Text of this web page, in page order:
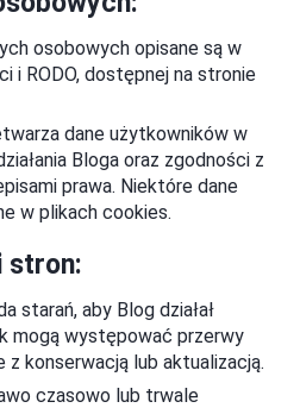
osobowych opisane są w
i RODO, dostępnej na stronie
dane użytkowników w
Bloga oraz zgodności z
prawa. Niektóre dane
w plikach cookies.
stron:
starań, aby Blog działał
mogą występować przerwy
z konserwacją lub aktualizacją.
czasowo lub trwale